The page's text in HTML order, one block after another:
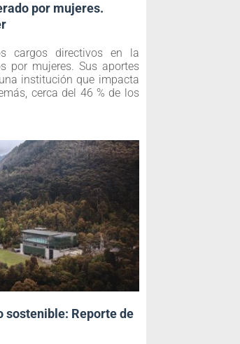
por mujeres.
cargos directivos en la
por mujeres. Sus aportes
institución que impacta
cerca del 46 % de los
sostenible: Reporte de